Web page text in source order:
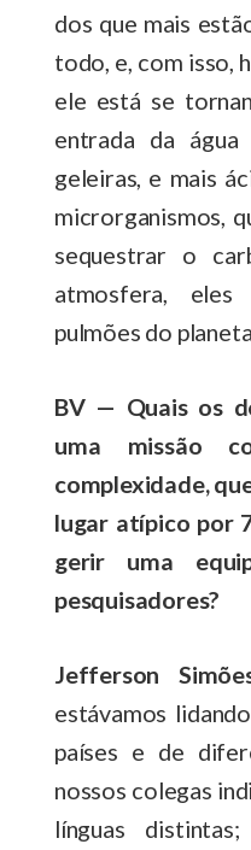
dos que mais
todo, e, com isso,
ele está se
entrada da
geleiras, e mais
microrganismos,
sequestrar o
atmosfera,
pulmões do planeta.
BV — Quais os
uma missão
complexidade,
lugar atípico por
gerir uma
pesquisadores?
Jefferson
estávamos
países e de
nossos colegas
línguas